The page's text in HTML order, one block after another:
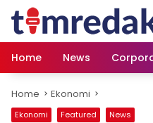
content
Home
News
Home Ekonomi
Ekonomi Featured News